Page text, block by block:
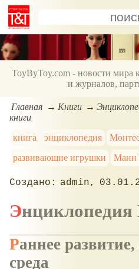
ToyByToy.com - новости мира
и журналов,
Главная Книги
книги
книга
энциклопедия
развивающие игрушки
Манн
admin
Раннее развитие, воспитание,
среда